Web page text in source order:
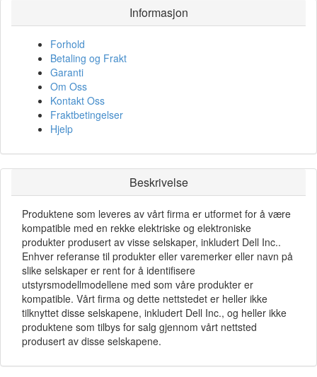
Informasjon
Forhold
Betaling og Frakt
Garanti
Om Oss
Kontakt Oss
Fraktbetingelser
Hjelp
Beskrivelse
Produktene som leveres av vårt firma er utformet for å være
kompatible med en rekke elektriske og elektroniske
produkter produsert av visse selskaper, inkludert Dell Inc..
Enhver referanse til produkter eller varemerker eller navn på
slike selskaper er rent for å identifisere
utstyrsmodellmodellene med som våre produkter er
kompatible. Vårt firma og dette nettstedet er heller ikke
tilknyttet disse selskapene, inkludert Dell Inc., og heller ikke
produktene som tilbys for salg gjennom vårt nettsted
produsert av disse selskapene.